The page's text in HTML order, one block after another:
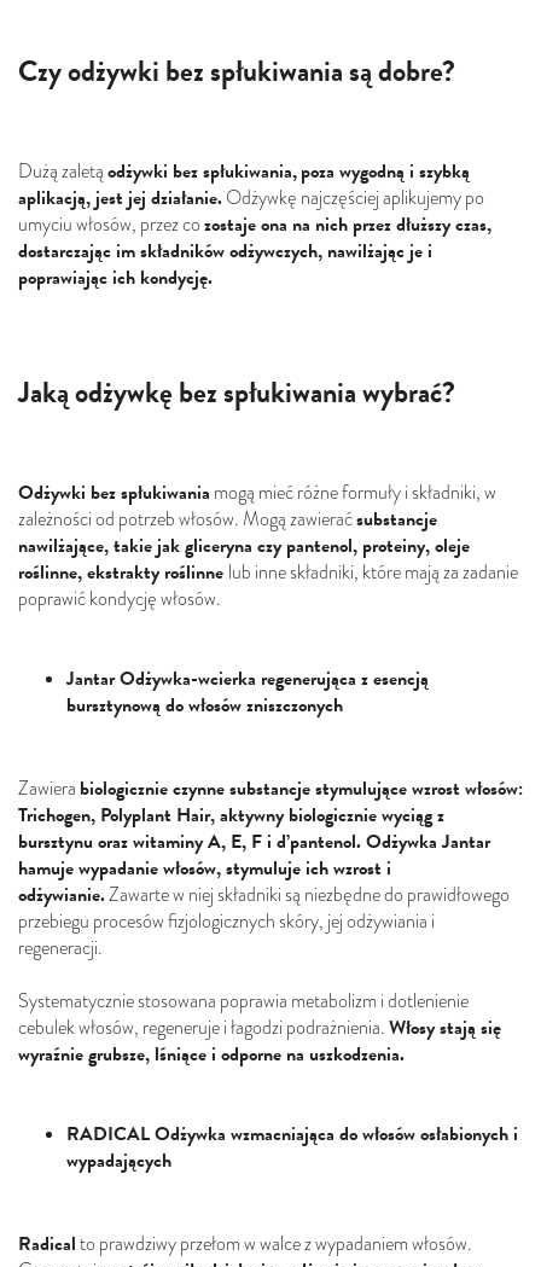
Czy odżywki bez spłukiwania są dobre?
Dużą zaletąodżywki bez spłukiwania,poza wygodną i szybką
aplikacją, jest jej działanie.Odżywkę najczęściej aplikujemy po
umyciu włosów, przez cozostaje ona na nich przez dłuższy czas,
dostarczając im składników odżywczych, nawilżając je i
poprawiając ich kondycję.
Jaką odżywkę bez spłukiwania wybrać?
Odżywki bez spłukiwania mogą mieć różne formuły i składniki, w
zależności od potrzeb włosów. Mogą zawieraćsubstancje
nawilżające, takie jak gliceryna czy pantenol, proteiny, oleje
roślinne, ekstrakty roślinne lub inne składniki, które mają za zadanie
poprawić kondycję włosów.
Jantar Odżywka-wcierka regenerująca z esencją
bursztynową do włosów zniszczonych
Zawiera biologicznie czynne substancje stymulujące wzrost włosów:
Trichogen, Polyplant Hair, aktywny biologicznie wyciąg z
bursztynu oraz witaminy A, E, F i d’pantenol. Odżywka Jantar
hamuje wypadanie włosów, stymuluje ich wzrost i
odżywianie.Zawarte w niej składniki są niezbędne do prawidłowego
przebiegu procesów fizjologicznych skóry, jej odżywiania i
regeneracji.
Systematycznie stosowana poprawia metabolizm i dotlenienie
cebulek włosów, regeneruje i łagodzi podrażnienia.Włosy stają się
wyraźnie grubsze, lśniące i odporne na uszkodzenia.
RADICAL Odżywka wzmacniająca do włosów osłabionych i
wypadających
Radicalto prawdziwy przełom w walce z wypadaniem włosów.